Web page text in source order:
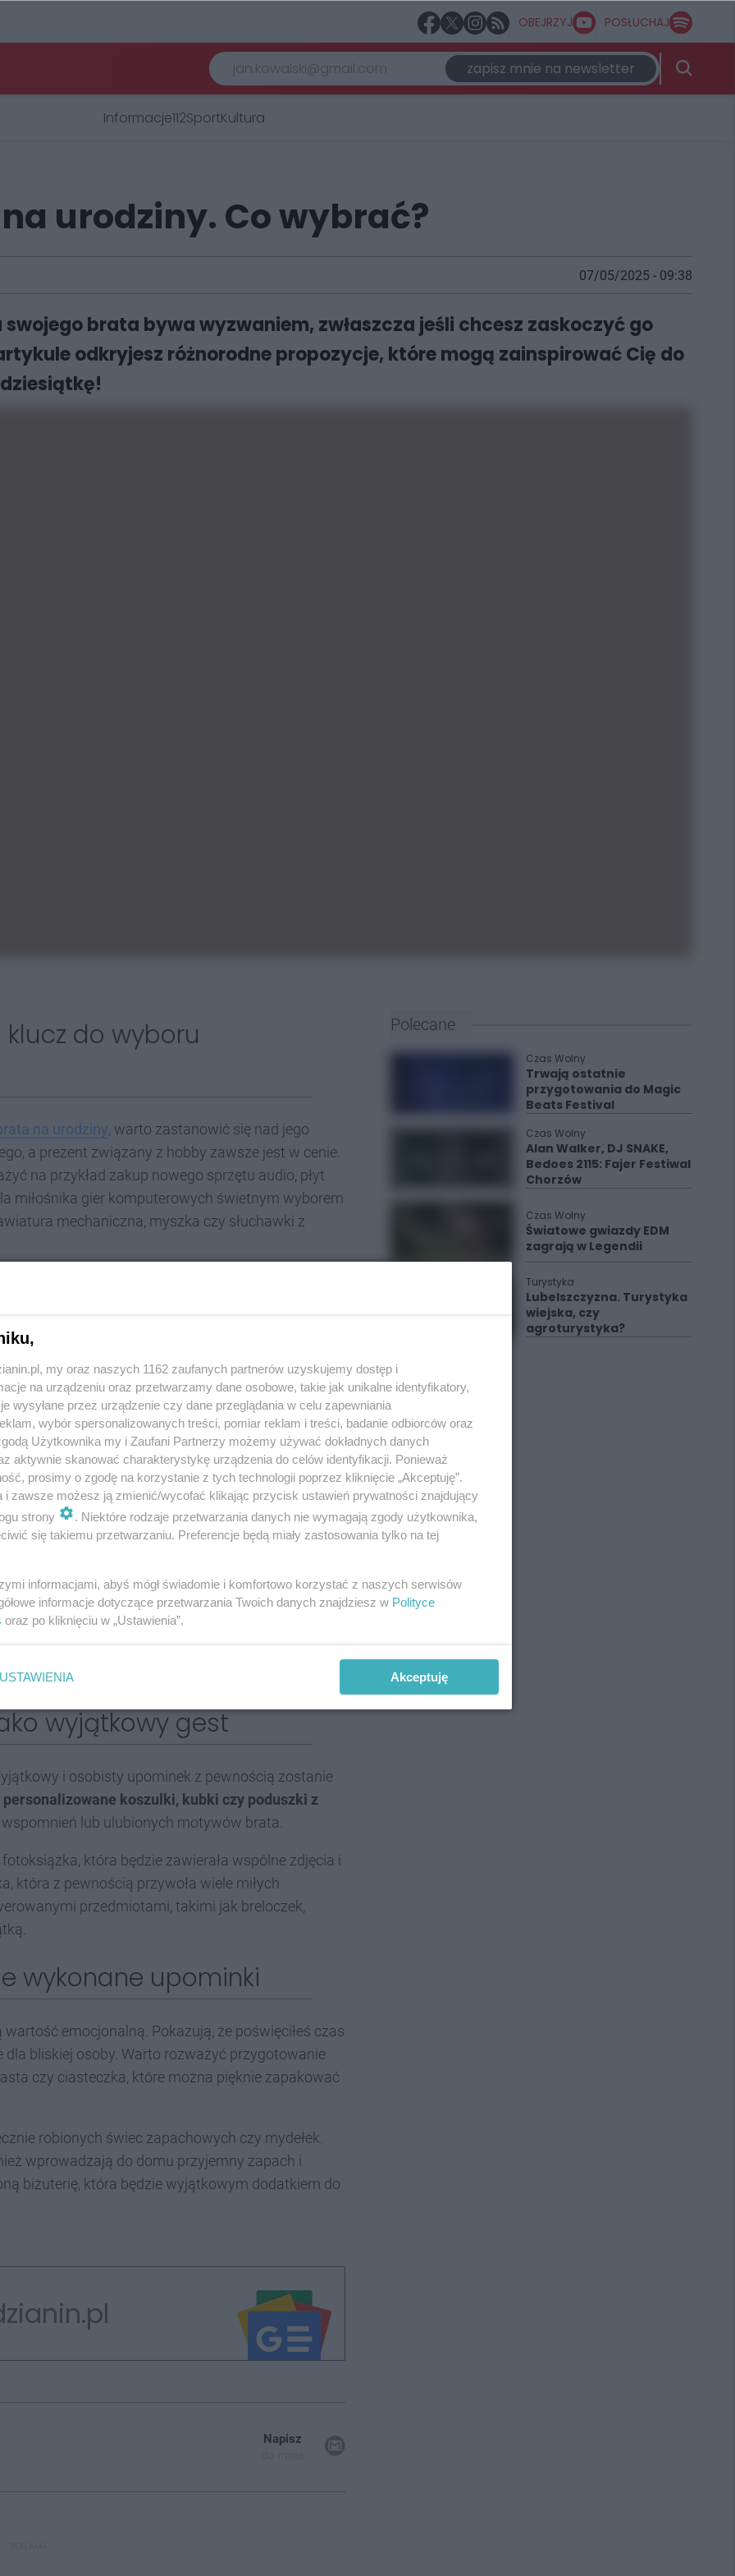
OBEJRZYJ POSŁUCHAJ
zapisz mnie na newsletter
Informacje112SportKultura
urodziny. Co wybrać?
07/05/2025 - 09:38
brata bywa wyzwaniem, zwłaszcza jeśli chcesz zaskoczyć go
odkryjesz różnorodne propozycje, które mogą zainspirować Cię do
do wyboru
na urodziny , warto zastanowić się nad jego
a prezent związany z hobby zawsze jest w cenie.
na przykład zakup nowego sprzętu audio, płyt
miłośnika gier komputerowych świetnym wyborem
mechaniczna, myszka czy słuchawki z
sportowym lub odzieży sportowej. Może to być
czy specjalistyczna odzież termoaktywna.
dobrym pomysłem może być sprzęt do
a jego styl życia
odpowiedniego prezentu. Jeśli prowadzi
wspierać jego codzienną aktywność. Może to
fizyczną i zdrowie, albo opaska fitness. Dla
prezentem mogą być książki, płyty z ulubioną
ułatwić codzienne życie. Dobre przykłady to
praktyczny organizer do biura, który pomoże
sobie nowinki technologiczne, bardzo dobrze
takie jak inteligentne głośniki czy akcesoria do
wyjątkowy gest
i osobisty upominek z pewnością zostanie
personalizowane koszulki, kubki czy poduszki z
lub ulubionych motywów brata.
która będzie zawierała wspólne zdjęcia i
która z pewnością przywoła wiele miłych
przedmiotami, takimi jak breloczek,
wykonane upominki
emocjonalną. Pokazują, że poświęciłeś czas
bliskiej osoby. Warto rozważyć przygotowanie
czy ciasteczka, które można pięknie zapakować
robionych świec zapachowych czy mydełek.
wprowadzają do domu przyjemny zapach i
biżuterię, która będzie wyjątkowym dodatkiem do
Napisz
Polecane
Czas Wolny
Trwają ostatnie
przygotowania do Magic
Beats Festival
Czas Wolny
Alan Walker, DJ SNAKE,
Bedoes 2115: Fajer Festiwal
Chorzów
Czas Wolny
Światowe gwiazdy EDM
zagrają w Legendii
Turystyka
Lubelszczyzna. Turystyka
wiejska, czy
agroturystyka?
my oraz naszych 1162 zaufanych partnerów uzyskujemy dostęp i
na urządzeniu oraz przetwarzamy dane osobowe, takie jak unikalne identyfikatory,
wysyłane przez urządzenie czy dane przeglądania w celu zapewniania
wybór spersonalizowanych treści, pomiar reklam i treści, badanie odbiorców oraz
Użytkownika my i Zaufani Partnerzy możemy używać dokładnych danych
aktywnie skanować charakterystykę urządzenia do celów identyfikacji. Ponieważ
prosimy o zgodę na korzystanie z tych technologii poprzez kliknięcie „Akceptuję”.
i zawsze możesz ją zmienić/wycofać klikając przycisk ustawień prywatności znajdujący
strony
. Niektóre rodzaje przetwarzania danych nie wymagają zgody użytkownika,
się takiemu przetwarzaniu. Preferencje będą miały zastosowania tylko na tej
informacjami, abyś mógł świadomie i komfortowo korzystać z naszych serwisów
informacje dotyczące przetwarzania Twoich danych znajdziesz w Polityce
oraz po kliknięciu w „Ustawienia”.
USTAWIENIA Akceptuję